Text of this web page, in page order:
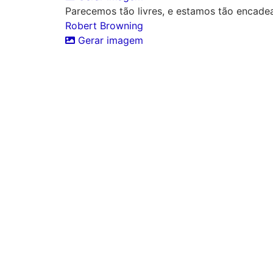
Parecemos tão livres, e estamos tão
Robert Browning
Gerar imagem